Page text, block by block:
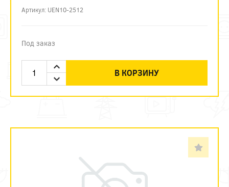
Артикул: UEN10-2512
Под заказ
В КОРЗИНУ